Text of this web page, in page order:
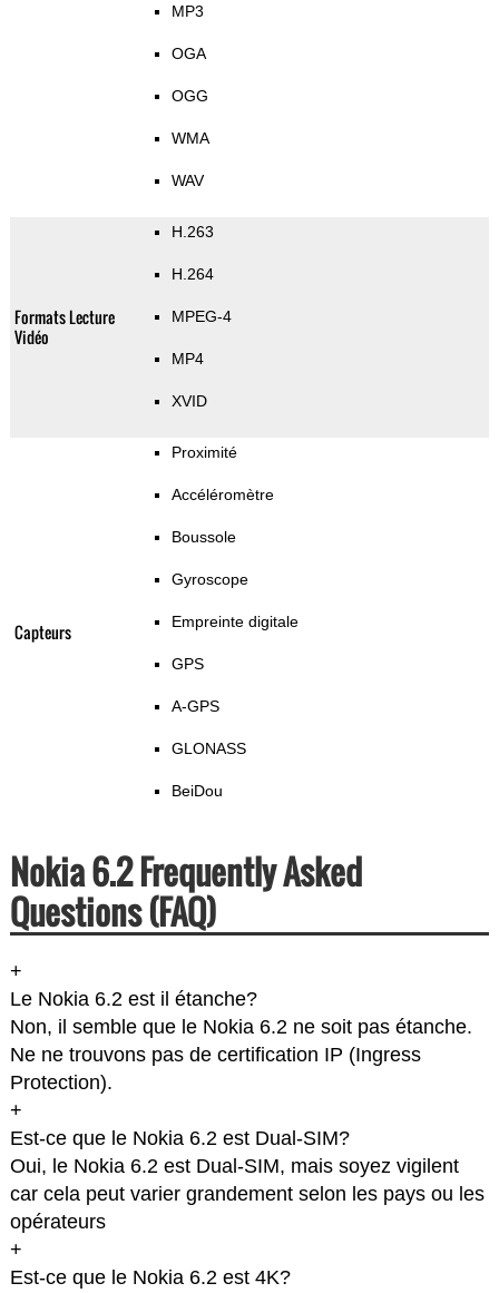
MP3
OGA
OGG
WMA
WAV
Formats Lecture
Vidéo
H.263
H.264
MPEG-4
MP4
XVID
Capteurs
Proximité
Accéléromètre
Boussole
Gyroscope
Empreinte digitale
GPS
A-GPS
GLONASS
BeiDou
Nokia 6.2 Frequently Asked
Questions (FAQ)
+
Le Nokia 6.2 est il étanche?
Non, il semble que le Nokia 6.2 ne soit pas étanche.
Ne ne trouvons pas de certification IP (Ingress
Protection).
+
Est-ce que le Nokia 6.2 est Dual-SIM?
Oui, le Nokia 6.2 est Dual-SIM, mais soyez vigilent
car cela peut varier grandement selon les pays ou les
opérateurs
+
Est-ce que le Nokia 6.2 est 4K?